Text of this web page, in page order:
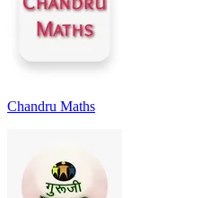
Chandru Maths